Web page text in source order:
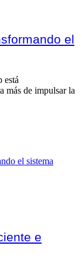
el
está
más de impulsar la
e